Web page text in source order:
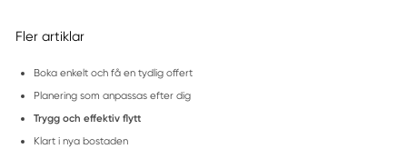
Fler artiklar
Boka enkelt och få en tydlig offert
Planering som anpassas efter dig
Trygg och effektiv flytt
Klart i nya bostaden